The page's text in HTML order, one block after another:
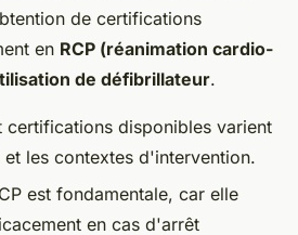
de certifications
en RCP (réanimation cardio-
de défibrillateur.
certifications disponibles varient
et les contextes d'intervention.
est fondamentale, car elle
en cas d'arrêt